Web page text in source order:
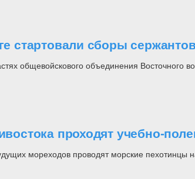
стартовали сборы сержантов
общевойскового объединения Восточного
проходят учебно-
мореходов проводят морские пехотинцы